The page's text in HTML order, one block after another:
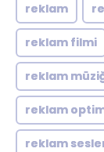
reklam
reklam filmi
reklam
reklam
reklam